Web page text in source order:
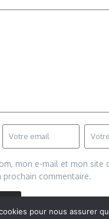
mon e-mail et mon site
commentaire.
pour nous assurer